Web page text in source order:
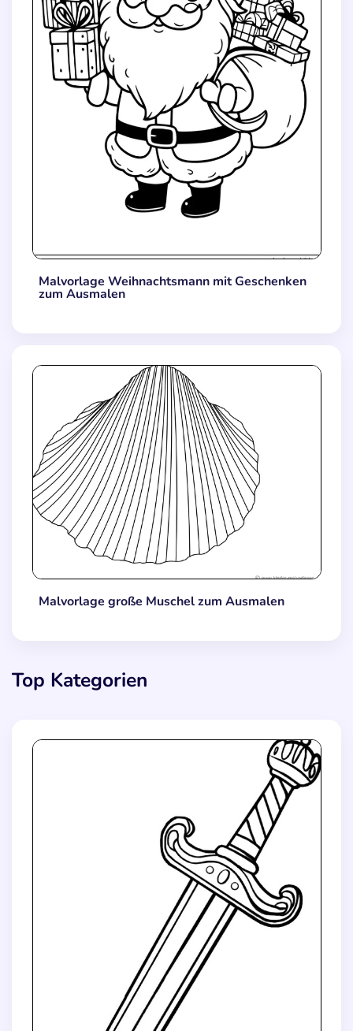
Malvorlage Weihnachtsmann mit Geschenken
zum Ausmalen
Malvorlage große Muschel zum Ausmalen
Top Kategorien